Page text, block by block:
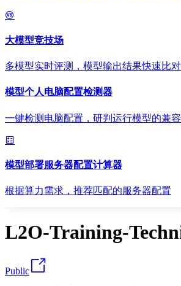
大模型竞技场
多模型实时评测，模型输出结果快速比对
模型个人电脑配置检测器
一键检测电脑配置，研判运行模型的兼
模型部署服务器配置计算器
根据算力需求，推荐匹配的服务器配置
L2O-Training-
Public